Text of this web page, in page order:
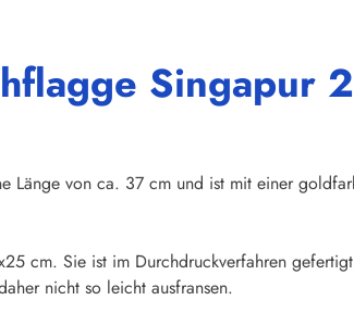
Singapur
Länge von ca. 37 cm und ist mit einer
cm. Sie ist im Durchdruckverfahren
nicht so leicht ausfransen.